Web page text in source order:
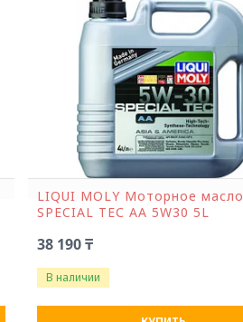
LIQUI MOLY Моторное масло
SPECIAL ТЕС AA 5W30 5L
38 190 ₸
В наличии